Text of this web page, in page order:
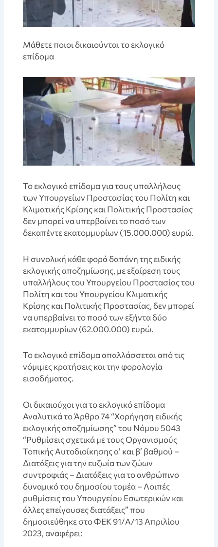
Μάθετε ποιοι δικαιούνται το εκλογικό
επίδομα
Το εκλογικό επίδομα για τους υπαλλήλους
των Υπουργείων Προστασίας του Πολίτη και
Κλιματικής Κρίσης και Πολιτικής Προστασίας
δεν μπορεί να υπερβαίνει το ποσό των
δεκαπέντε εκατομμυρίων (15.000.000) ευρώ.
Η συνολική κάθε φορά δαπάνη της ειδικής
εκλογικής αποζημίωσης, με εξαίρεση τους
υπαλλήλους του Υπουργείου Προστασίας του
Πολίτη και του Υπουργείου Κλιματικής
Κρίσης και Πολιτικής Προστασίας, δεν μπορεί
να υπερβαίνει το ποσό των εξήντα δύο
εκατομμυρίων (62.000.000) ευρώ.
Το εκλογικό επίδομα απαλλάσσεται από τις
νόμιμες κρατήσεις και την φορολογία
εισοδήματος.
Οι δικαιούχοι για το εκλογικό επίδομα
Αναλυτικά το Άρθρο 74 “Χορήγηση ειδικής
εκλογικής αποζημίωσης” του Νόμου 5043
“Ρυθμίσεις σχετικά με τους Οργανισμούς
Τοπικής Αυτοδιοίκησης α’ και β’ βαθμού –
Διατάξεις για την ευζωία των ζώων
συντροφιάς – Διατάξεις για το ανθρώπινο
δυναμικό του δημοσίου τομέα – Λοιπές
ρυθμίσεις του Υπουργείου Εσωτερικών και
άλλες επείγουσες διατάξεις” που
δημοσιεύθηκε στο ΦΕΚ 91/Α/13 Απριλίου
2023, αναφέρει: